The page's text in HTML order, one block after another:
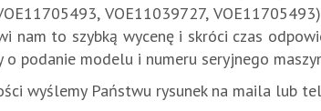
VOE11039727,
nam to szybką wycenę i skróci czas
o podanie modelu i numeru seryjnego
wyślemy Państwu rysunek na maila lub